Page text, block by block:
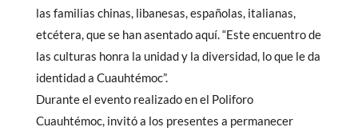
las familias chinas, libanesas, españolas, italianas,
etcétera, que se han asentado aquí. “Este encuentro de
las culturas honra la unidad y la diversidad, lo que le da
identidad a Cuauhtémoc”.
Durante el evento realizado en el Poliforo
Cuauhtémoc, invitó a los presentes a permanecer